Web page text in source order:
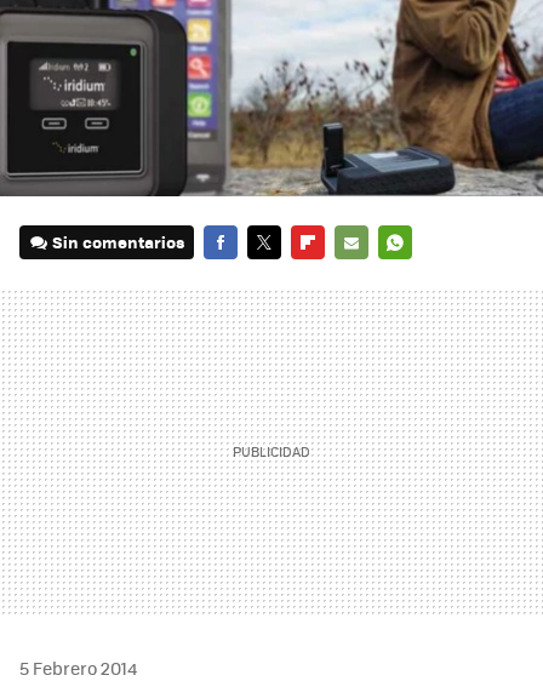
Sin comentarios
MAIL
5 Febrero 2014